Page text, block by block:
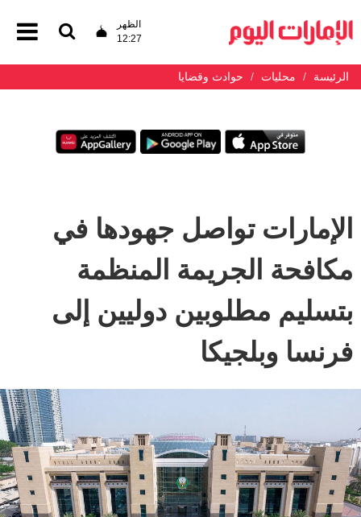
الظهر
12:27
الرئيسة محليات حوادث وقضايا
الإمارات تواصل جهودها في
مكافحة الجريمة المنظمة
بتسليم مطلوبين دوليين إلى
فرنسا وبلجيكا